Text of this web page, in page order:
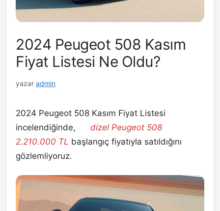
2024 Peugeot 508 Kasım
Fiyat Listesi Ne Oldu?
yazar admin
2024 Peugeot 508 Kasım Fiyat Listesi
incelendiğinde,
dizel Peugeot 508
2.210.000 TL başlangıç fiyatıyla satıldığını
gözlemliyoruz.